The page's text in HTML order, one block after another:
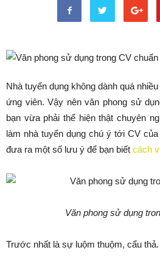
Nhà tuyển dụng không dành quá
ứng viên. Vậy nên văn phong sử
bạn vừa phải thể hiện thật chuyên
làm nhà tuyển dụng chú ý tới CV
đưa ra một số lưu ý để bạn biết cách
Văn phong sử dụng
Trước nhất là sự luộm thuộm, cẩu thả.